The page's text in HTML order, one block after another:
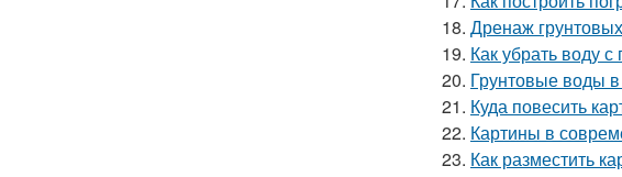
18. Дренаж
19. Как убрать воду
20. Грунтовые воды
21. Куда повесить
22. Картины в
23. Как разместить